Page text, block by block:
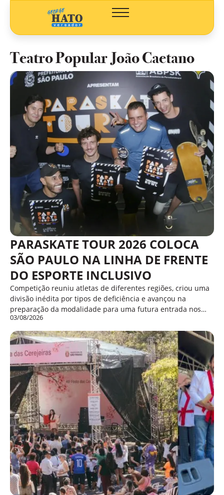
Teatro Popular João Caetano
PARASKATE TOUR 2026 COLOCA
SÃO PAULO NA LINHA DE FRENTE
DO ESPORTE INCLUSIVO
Competição reuniu atletas de diferentes regiões, criou uma
divisão inédita por tipos de deficiência e avançou na
preparação da modalidade para uma futura entrada nos…
03/08/2026